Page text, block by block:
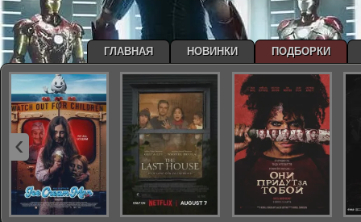
ГЛАВНАЯ НОВИНКИ ПОДБОРКИ
‹